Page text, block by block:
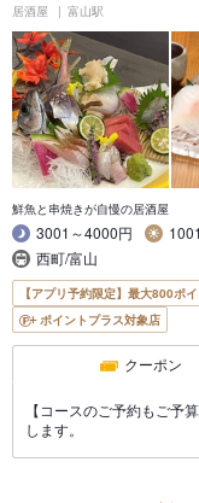
居酒屋 富山駅
鮮魚と串焼きが自慢の居酒屋
3001～4000円
西町/富山
【アプリ予約限定】最大800ポ
ポイントプラス対象店
クーポン
【コースのご予約もご予
します。